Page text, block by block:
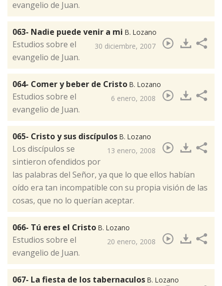
evangelio de Juan.
063- Nadie puede venir a mi B. Lozano
30 diciembre, 2007
Estudios sobre el
evangelio de Juan.
064- Comer y beber de Cristo B. Lozano
6 enero, 2008
​Estudios sobre el
evangelio de Juan.
065- Cristo y sus discípulos B. Lozano
13 enero, 2008
Los discípulos se
sintieron ofendidos por
las palabras del Señor, ya que lo que ellos habían
oído era tan incompatible con su propia visión de las
cosas, que no lo querían aceptar.
066- Tú eres el Cristo B. Lozano
20 enero, 2008
​Estudios sobre el
evangelio de Juan.
067- La fiesta de los tabernaculos B. Lozano